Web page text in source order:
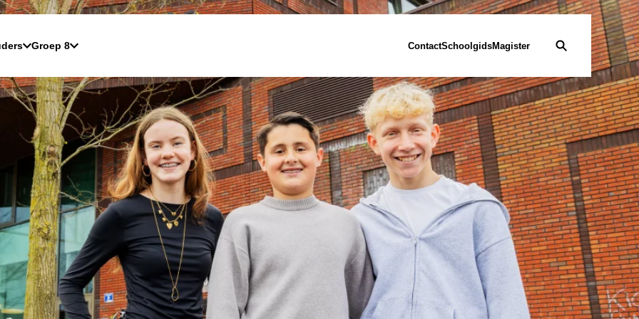
Groep 8 ContactSchoolgidsMagister